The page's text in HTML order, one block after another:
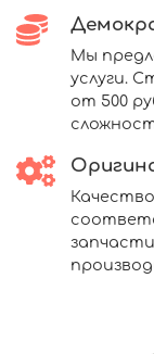
Мы
услуги.
от 500